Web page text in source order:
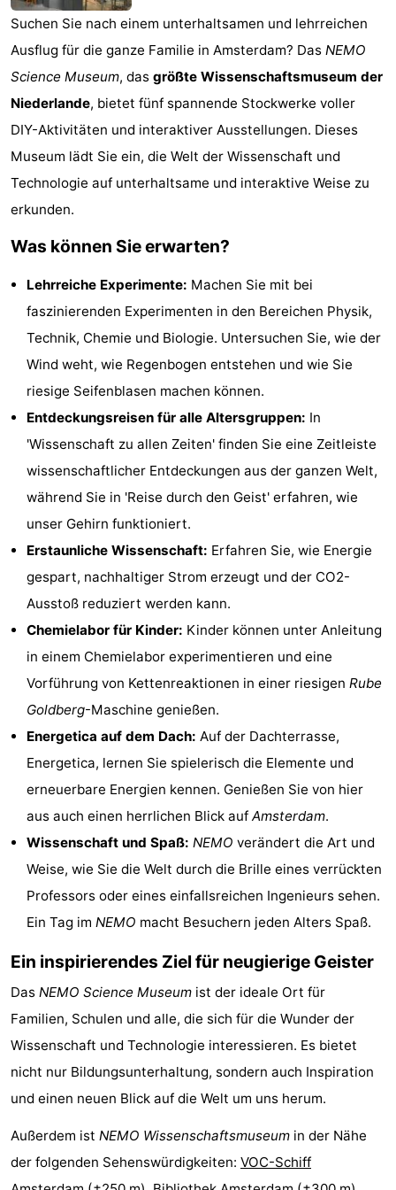
Denkmäler
-
Kirchen
Aussichtspunkte
Attraktionen
Rundfahrten
-
Städte
Sport
Radfahren
Wandern
Unterhaltung
Nachtleben
Essen
und
trinken
Einkäufen
Märkte
Warenhäuser
Veranstaltungen
Spezial
Kanale
Coffeeshops
Homohauptstadt
Rotlichtviertel
Geschichte
Diamante
im
Gärten
Parks
Umgebung
-
Suchen Sie nach einem unterhaltsamen und lehrreichen
Ausflug für die ganze Familie in Amsterdam? Das NEMO
Science Museum, das größte Wissenschaftsmuseum der
Niederlande, bietet fünf spannende Stockwerke voller
DIY-Aktivitäten und interaktiver Ausstellungen. Dieses
Museum lädt Sie ein, die Welt der Wissenschaft und
Technologie auf unterhaltsame und interaktive Weise zu
erkunden.
Was können Sie erwarten?
Lehrreiche Experimente: Machen Sie mit bei
faszinierenden Experimenten in den Bereichen Physik,
Technik, Chemie und Biologie. Untersuchen Sie, wie der
Wind weht, wie Regenbogen entstehen und wie Sie
riesige Seifenblasen machen können.
Entdeckungsreisen für alle Altersgruppen: In
'Wissenschaft zu allen Zeiten' finden Sie eine Zeitleiste
wissenschaftlicher Entdeckungen aus der ganzen Welt,
während Sie in 'Reise durch den Geist' erfahren, wie
unser Gehirn funktioniert.
Erstaunliche Wissenschaft: Erfahren Sie, wie Energie
gespart, nachhaltiger Strom erzeugt und der CO2-
Ausstoß reduziert werden kann.
Chemielabor für Kinder: Kinder können unter Anleitung
in einem Chemielabor experimentieren und eine
Vorführung von Kettenreaktionen in einer riesigen Rube
Goldberg-Maschine genießen.
Energetica auf dem Dach: Auf der Dachterrasse,
Energetica, lernen Sie spielerisch die Elemente und
erneuerbare Energien kennen. Genießen Sie von hier
aus auch einen herrlichen Blick auf Amsterdam.
Wissenschaft und Spaß: NEMO verändert die Art und
Weise, wie Sie die Welt durch die Brille eines verrückten
Professors oder eines einfallsreichen Ingenieurs sehen.
Ein Tag im NEMO macht Besuchern jeden Alters Spaß.
Ein inspirierendes Ziel für neugierige Geister
Das NEMO Science Museum ist der ideale Ort für
Familien, Schulen und alle, die sich für die Wunder der
Wissenschaft und Technologie interessieren. Es bietet
nicht nur Bildungsunterhaltung, sondern auch Inspiration
und einen neuen Blick auf die Welt um uns herum.
Außerdem ist NEMO Wissenschaftsmuseum in der Nähe
der folgenden Sehenswürdigkeiten: VOC-Schiff